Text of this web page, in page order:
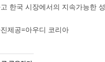
한국 시장에서의 지속가능한
제공=아우디 코리아